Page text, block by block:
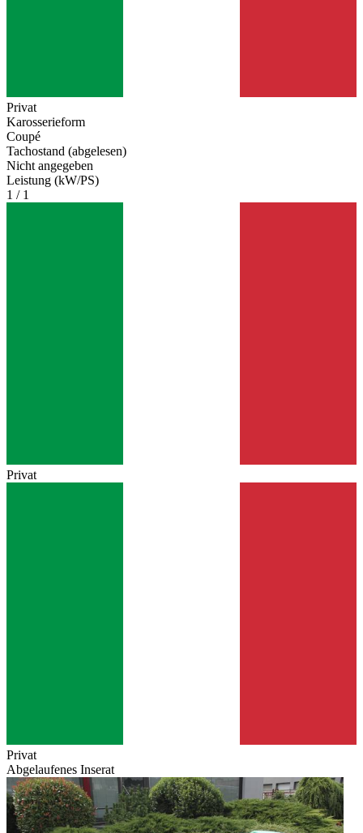
Privat
Karosserieform
Coupé
Tachostand (abgelesen)
Nicht angegeben
Leistung (kW/PS)
1 / 1
Privat
Privat
Abgelaufenes Inserat